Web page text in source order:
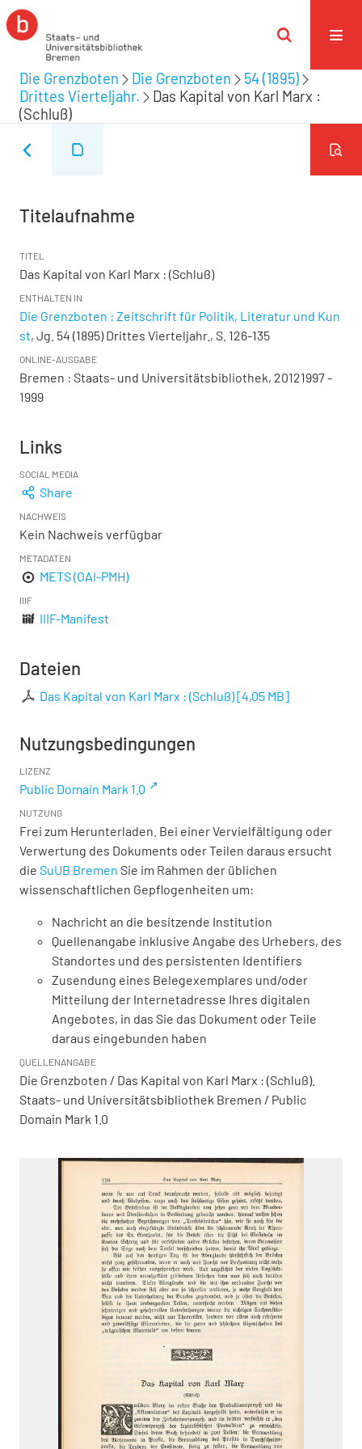
Die Grenzboten Die Grenzboten
54 (1895)
Drittes Vierteljahr.
Das Kapital von Karl Marx :
(Schluß)
Titelaufnahme
TITEL
Das Kapital von Karl Marx : (Schluß)
ENTHALTEN IN
Die Grenzboten : Zeitschrift für Politik, Literatur und Kun
st, Jg. 54 (1895) Drittes Vierteljahr., S. 126-135
ONLINE-AUSGABE
Bremen : Staats- und Universitätsbibliothek, 20121997 -
1999
Links
SOCIAL MEDIA
Share
NACHWEIS
Kein Nachweis verfügbar
METADATEN
METS (OAI-PMH)
IIIF
IIIF-Manifest
Dateien
Das Kapital von Karl Marx : (Schluß)[4,05 MB]
Nutzungsbedingungen
LIZENZ
Public Domain Mark 1.0
NUTZUNG
Frei zum Herunterladen. Bei einer Vervielfältigung oder
Verwertung des Dokuments oder Teilen daraus ersucht
die SuUB Bremen Sie im Rahmen der üblichen
wissenschaftlichen Gepflogenheiten um:
Nachricht an die besitzende Institution
Quellenangabe inklusive Angabe des Urhebers, des
Standortes und des persistenten Identifiers
Zusendung eines Belegexemplares und/oder
Mitteilung der Internetadresse Ihres digitalen
Angebotes, in das Sie das Dokument oder Teile
daraus eingebunden haben
QUELLENANGABE
Die Grenzboten / Das Kapital von Karl Marx : (Schluß).
Staats- und Universitätsbibliothek Bremen / Public
Domain Mark 1.0